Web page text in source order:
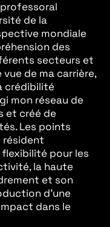
de la
mondiale
des
secteurs et
de ma carrière,
crédibilité
mon réseau de
et créé de
Les points
pour les
la haute
et son
d'une
dans le